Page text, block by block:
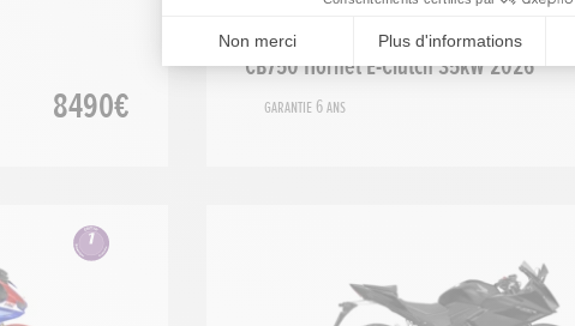
8490€
CB750 Hornet E-Clutch 35kW 2026
Garantie 6 ans